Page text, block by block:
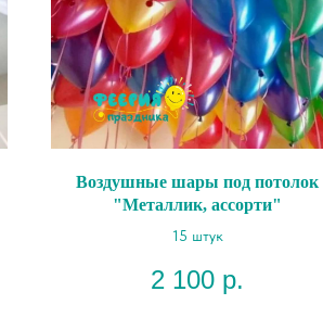
Воздушные шары под потолок
"Металлик, ассорти"
15 штук
2 100 р.